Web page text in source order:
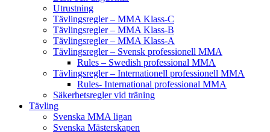
Utrustning
Tävlingsregler – MMA Klass-C
Tävlingsregler – MMA Klass-B
Tävlingsregler – MMA Klass-A
Tävlingsregler – Svensk professionell MMA
Rules – Swedish professional MMA
Tävlingsregler – Internationell professionell MMA
Rules- International professional MMA
Säkerhetsregler vid träning
Tävling
Svenska MMA ligan
Svenska Mästerskapen